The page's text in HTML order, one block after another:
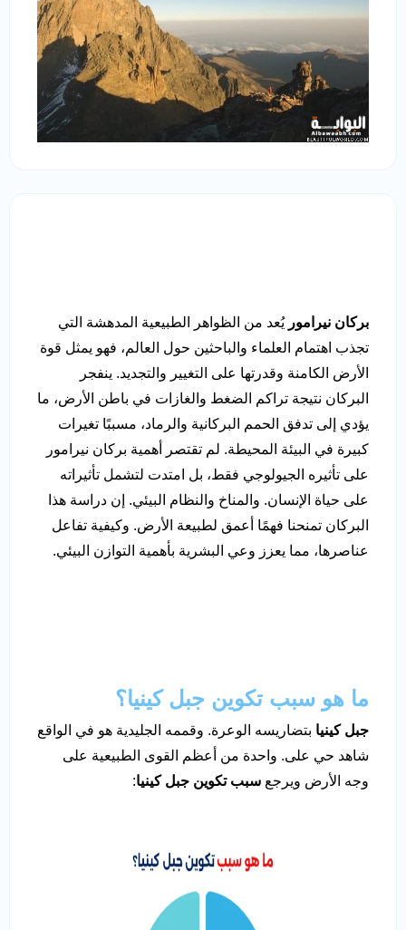
بركان نيرامور يُعد من الظواهر الطبيعية المدهشة التي
تجذب اهتمام العلماء والباحثين حول العالم، فهو يمثل قوة
الأرض الكامنة وقدرتها على التغيير والتجديد. ينفجر
البركان نتيجة تراكم الضغط والغازات في باطن الأرض، ما
يؤدي إلى تدفق الحمم البركانية والرماد، مسببًا تغيرات
كبيرة في البيئة المحيطة. لم تقتصر أهمية بركان نيرامور
على تأثيره الجيولوجي فقط، بل امتدت لتشمل تأثيراته
على حياة الإنسان. والمناخ والنظام البيئي. إن دراسة هذا
البركان تمنحنا فهمًا أعمق لطبيعة الأرض. وكيفية تفاعل
عناصرها، مما يعزز وعي البشرية بأهمية التوازن البيئي.
ما هو سبب تكوين جبل كينيا؟
جبل كينيا بتضاريسه الوعرة. وقممه الجليدية هو في الواقع
شاهد حي على. واحدة من أعظم القوى الطبيعية على
وجه الأرض ويرجع سبب تكوين جبل كينيا: